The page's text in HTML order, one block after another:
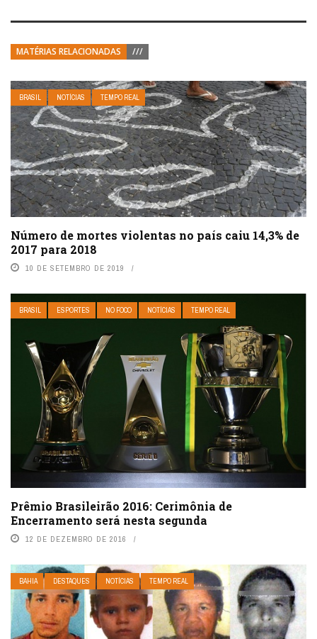
MATÉRIAS RELACIONADAS ///
BRASIL NOTÍCIAS TEMPO REAL
Número de mortes violentas no país caiu 14,3% de
2017 para 2018
10 DE SETEMBRO DE 2019
BRASIL ESPORTES NO FOCO NOTÍCIAS TEMPO REAL
Prêmio Brasileirão 2016: Cerimônia de
Encerramento será nesta segunda
12 DE DEZEMBRO DE 2016
BAHIA DESTAQUES NOTÍCIAS TEMPO REAL